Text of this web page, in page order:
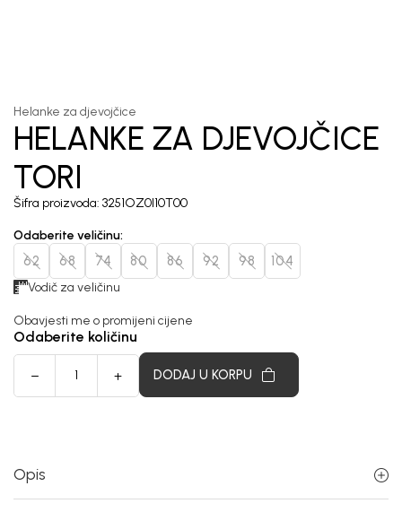
Helanke za djevojčice
HELANKE ZA DJEVOJČICE
TORI
Šifra proizvoda: 3251OZ0I10T00
Odaberite veličinu:
62 68 74 80 86 92 98 104
Vodič za veličinu
Obavjesti me o promijeni cijene
Odaberite količinu
DODAJ U KORPU
Opis